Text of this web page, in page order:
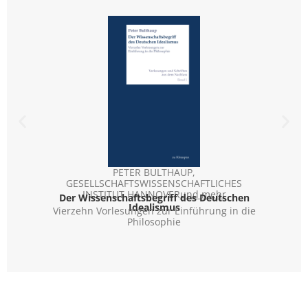
PETER BULTHAUP,
GESELLSCHAFTSWISSENSCHAFTLICHES
INSTITUT HANNOVERund mehr
Der Wissenschaftsbegriff des Deutschen
Idealismus
Vierzehn Vorlesungen zur Einführung in die
Philosophie